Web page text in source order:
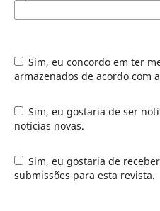
Sim, eu concordo em ter meus dados coletados e
armazenados de acordo com a
Sim, eu gostaria de ser notificado(a) de publicações e
notícias novas.
Sim, eu gostaria de receber solicitações para avaliar
submissões para esta revista.